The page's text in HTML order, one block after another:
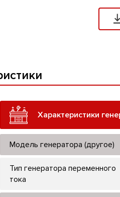
Характеристики
Модель генератора (другое)
Тип генератора переменного
тока